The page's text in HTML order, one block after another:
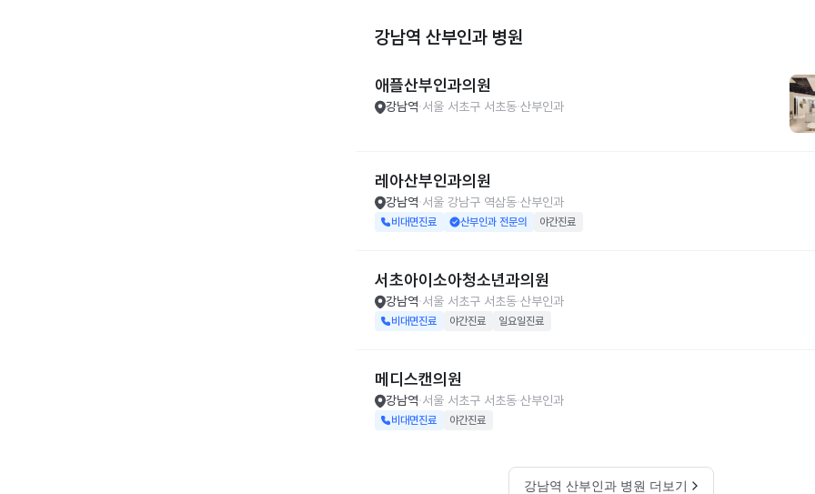
강남역 산부인과 병원
애플산부인과의원
강남역 서울 서초구 서초동 산부인과
레아산부인과의원
강남역 서울 강남구 역삼동 산부인과
비대면진료 산부인과 전문의 야간진료
서초아이소아청소년과의원
강남역 서울 서초구 서초동 산부인과
비대면진료 야간진료 일요일진료
메디스캔의원
강남역 서울 서초구 서초동 산부인과
비대면진료 야간진료
강남역 산부인과 병원 더보기